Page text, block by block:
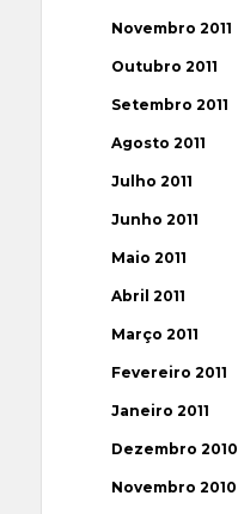
Novembro 2011
Outubro 2011
Setembro 2011
Agosto 2011
Julho 2011
Junho 2011
Maio 2011
Abril 2011
Março 2011
Fevereiro 2011
Janeiro 2011
Dezembro 2010
Novembro 2010